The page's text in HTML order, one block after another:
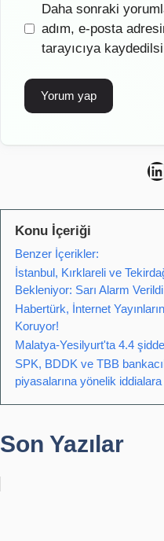
İnternet
sitesi
Daha sonraki
adım, e-posta
tarayıcıya
Can
Konu İçeriği
Benzer İçerikler:
İstanbul, Kırklareli ve
Bekleniyor: Sarı Alarm Verildi
Habertürk, İnternet
Koruyor!
Malatya-Yesilyurt'ta 4.4
SPK, BDDK ve TBB
piyasalarına yönelik
Son Yazılar